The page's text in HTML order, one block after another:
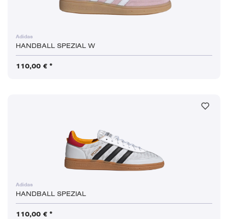
Adidas
HANDBALL SPEZIAL W
110,00 € *
Adidas
HANDBALL SPEZIAL
110,00 € *